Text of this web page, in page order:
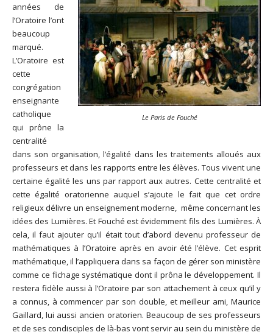
Le Paris de Fouché
années de
l’Oratoire l’ont
beaucoup
marqué.
L’Oratoire est
cette
congrégation
enseignante
catholique
qui prône la
centralité
dans son organisation, l’égalité dans les traitements alloués aux
professeurs et dans les rapports entre les élèves. Tous vivent une
certaine égalité les uns par rapport aux autres. Cette centralité et
cette égalité oratorienne auquel s’ajoute le fait que cet ordre
religieux délivre un enseignement moderne, même concernant les
idées des Lumières. Et Fouché est évidemment fils des Lumières. À
cela, il faut ajouter qu’il était tout d’abord devenu professeur de
mathématiques à l’Oratoire après en avoir été l’élève. Cet esprit
mathématique, il l’appliquera dans sa façon de gérer son ministère
comme ce fichage systématique dont il prôna le développement. Il
restera fidèle aussi à l’Oratoire par son attachement à ceux qu’il y
a connus, à commencer par son double, et meilleur ami, Maurice
Gaillard, lui aussi ancien oratorien. Beaucoup de ses professeurs
et de ses condisciples de là-bas vont servir au sein du ministère de